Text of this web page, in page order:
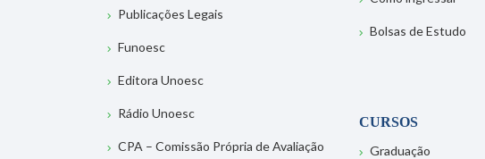
Publicações Legais
Funoesc
Editora Unoesc
Rádio Unoesc
CPA – Comissão Própria de Avaliação
Bolsas de Estudo
CURSOS
Graduação